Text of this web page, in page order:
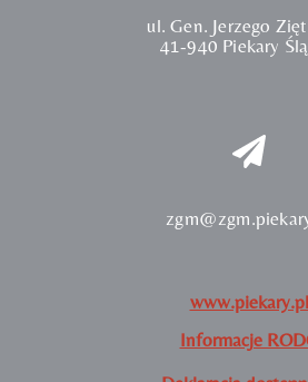
ul. Gen. Jerzego
41-940 Piekary
www.piekary.pl
Informacje